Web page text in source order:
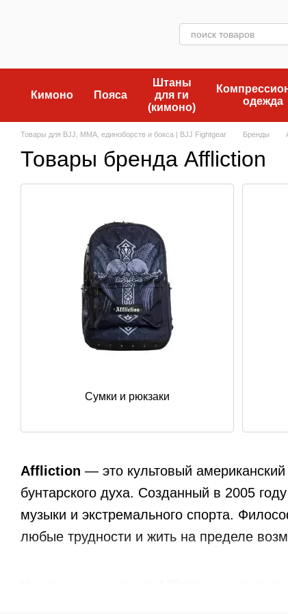
Кимоно Пояса
Штаны
для ги
(кимоно)
одежда
Товары для BJJ, MMA, единоборств и бокса | BJJ Fightgear Бренды
Товары бренда Affliction
Affliction — это культовый
бунтарского духа. Созданный в 2005
музыки и экстремального спорта.
любые трудности и жить на пределе
Сумки и рюкзаки